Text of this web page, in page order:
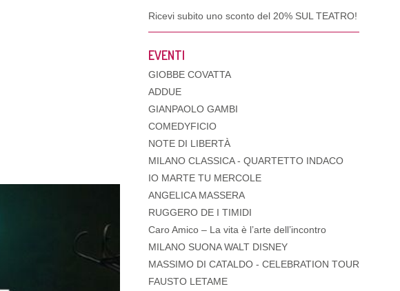
Ricevi subito uno sconto del 20% SUL TEATRO!
EVENTI
GIOBBE COVATTA
ADDUE
GIANPAOLO GAMBI
COMEDYFICIO
NOTE DI LIBERTÀ
MILANO CLASSICA - QUARTETTO INDACO
IO MARTE TU MERCOLE
ANGELICA MASSERA
RUGGERO DE I TIMIDI
Caro Amico – La vita è l’arte dell’incontro
MILANO SUONA WALT DISNEY
MASSIMO DI CATALDO - CELEBRATION TOUR
FAUSTO LETAME